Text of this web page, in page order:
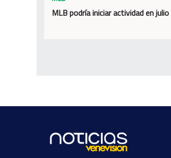
MLB podría iniciar actividad en julio